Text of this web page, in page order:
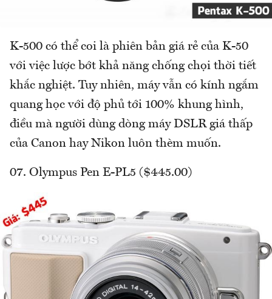
K-500 có thể coi là phiên bản giá rẻ của K-50
với việc lược bớt khả năng chống chọi thời tiết
khắc nghiệt. Tuy nhiên, máy vẫn có kính ngắm
quang học với độ phủ tới 100% khung hình,
điều mà người dùng dòng máy DSLR giá thấp
của Canon hay Nikon luôn thèm muốn.
07. Olympus Pen E-PL5 ($445.00)